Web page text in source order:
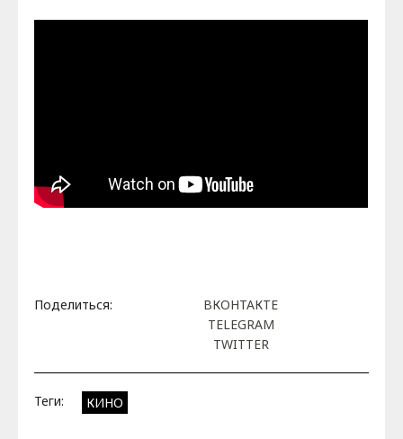
Поделиться:
ВКОНТАКТЕ
TELEGRAM
TWITTER
Теги: КИНО